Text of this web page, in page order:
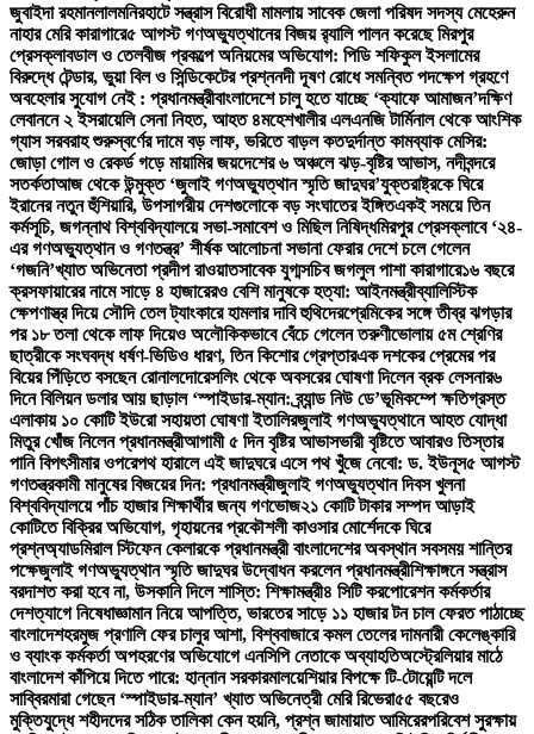
জুবাইদা রহমানলালমনিরহাটে সন্ত্রাস বিরোধী মামলায় সাবেক জেলা পরিষদ সদস্য মেহেরুন
নাহার মেরি কারাগারে৫ আগস্ট গণঅভ্যুত্থানের বিজয় র‍্যালি পালন করেছে মিরপুর
প্রেসক্লাবডাল ও তেলবীজ প্রকল্পে অনিয়মের অভিযোগ: পিডি শফিকুল ইসলামের
বিরুদ্ধে টেন্ডার, ভুয়া বিল ও সিন্ডিকেটের প্রশ্ননদী দূষণ রোধে সমন্বিত পদক্ষেপ গ্রহণে
অবহেলার সুযোগ নেই : প্রধানমন্ত্রীবাংলাদেশে চালু হতে যাচ্ছে ‘ক্যাফে আমাজন’দক্ষিণ
লেবাননে ২ ইসরায়েলি সেনা নিহত, আহত ৪মহেশখালীর এলএনজি টার্মিনাল থেকে আংশিক
গ্যাস সরবরাহ শুরুস্বর্ণের দামে বড় লাফ, ভরিতে বাড়ল কতদুর্দান্ত কামব্যাক মেসির:
জোড়া গোল ও রেকর্ড গড়ে মায়ামির জয়দেশের ৬ অঞ্চলে ঝড়-বৃষ্টির আভাস, নদীবন্দরে
সতর্কতাআজ থেকে উন্মুক্ত ‘জুলাই গণঅভ্যুত্থান স্মৃতি জাদুঘর’যুক্তরাষ্ট্রকে ঘিরে
ইরানের নতুন হুঁশিয়ারি, উপসাগরীয় দেশগুলোকে বড় সংঘাতের ইঙ্গিতএকই সময়ে তিন
কর্মসূচি, জগন্নাথ বিশ্ববিদ্যালয়ে সভা-সমাবেশ ও মিছিল নিষিদ্ধমিরপুর প্রেসক্লাবে ‘২৪-
এর গণঅভ্যুত্থান ও গণতন্ত্র’ শীর্ষক আলোচনা সভানা ফেরার দেশে চলে গেলেন
‘গজনি’খ্যাত অভিনেতা প্রদীপ রাওয়াতসাবেক যুগ্মসচিব জগলুল পাশা কারাগারে১৬ বছরে
ক্রসফায়ারের নামে সাড়ে ৪ হাজারেরও বেশি মানুষকে হত্যা: আইনমন্ত্রীব্যালিস্টিক
ক্ষেপণাস্ত্র দিয়ে সৌদি তেল ট্যাংকারে হামলার দাবি হুথিদেরপ্রেমিকের সঙ্গে তীব্র ঝগড়ার
পর ১৮ তলা থেকে লাফ দিয়েও অলৌকিকভাবে বেঁচে গেলেন তরুণীভোলায় ৫ম শ্রেণির
ছাত্রীকে সংঘবদ্ধ ধর্ষণ-ভিডিও ধারণ, তিন কিশোর গ্রেপ্তারএক দশকের প্রেমের পর
বিয়ের পিঁড়িতে বসছেন রোনালদোরেসলিং থেকে অবসরের ঘোষণা দিলেন ব্রক লেসনার৬
দিনে বিলিয়ন ডলার আয় ছাড়াল ‘স্পাইডার-ম্যান: ব্র্যান্ড নিউ ডে’ভূমিকম্পে ক্ষতিগ্রস্ত
এলাকায় ১০ কোটি ইউরো সহায়তা ঘোষণা ইতালিরজুলাই গণঅভ্যুত্থানে আহত যোদ্ধা
মিতুর খোঁজ নিলেন প্রধানমন্ত্রীআগামী ৫ দিন বৃষ্টির আভাসভারী বৃষ্টিতে আবারও তিস্তার
পানি বিপৎসীমার ওপরেপথ হারালে এই জাদুঘরে এসে পথ খুঁজে নেবো: ড. ইউনূস৫ আগস্ট
গণতন্ত্রকামী মানুষের বিজয়ের দিন: প্রধানমন্ত্রীজুলাই গণঅভ্যুত্থান দিবস খুলনা
বিশ্ববিদ্যালয়ে পাঁচ হাজার শিক্ষার্থীর জন্য গণভোজ২১ কোটি টাকার সম্পদ আড়াই
কোটিতে বিক্রির অভিযোগ, গৃহায়নের প্রকৌশলী কাওসার মোর্শেদকে ঘিরে
প্রশ্নঅ্যাডমিরাল স্টিফেন কেলারকে প্রধানমন্ত্রী বাংলাদেশের অবস্থান সবসময় শান্তির
পক্ষেজুলাই গণঅভ্যুত্থান স্মৃতি জাদুঘর উদ্বোধন করলেন প্রধানমন্ত্রীশিক্ষাঙ্গনে সন্ত্রাস
বরদাশত করা হবে না, উসকানি দিলে শাস্তি: শিক্ষামন্ত্রী৪ সিটি করপোরেশন কর্মকর্তার
দেশত্যাগে নিষেধাজ্ঞামান নিয়ে আপত্তি, ভারতের সাড়ে ১১ হাজার টন চাল ফেরত পাঠাচ্ছে
বাংলাদেশহরমুজ প্রণালি ফের চালুর আশা, বিশ্ববাজারে কমল তেলের দামনারী কেলেঙ্কারি
ও ব্যাংক কর্মকর্তা অপহরণের অভিযোগে এনসিপি নেতাকে অব্যাহতিঅস্ট্রেলিয়ার মাঠে
বাংলাদেশ কাঁপিয়ে দিতে পারে: হান্নান সরকারমালয়েশিয়ার বিপক্ষে টি-টোয়েন্টি দলে
সাব্বিরমারা গেছেন ‘স্পাইডার-ম্যান’ খ্যাত অভিনেত্রী মেরি রিভেরা৫৫ বছরেও
মুক্তিযুদ্ধে শহীদদের সঠিক তালিকা কেন হয়নি, প্রশ্ন জামায়াত আমিরেরপরিবেশ সুরক্ষায়